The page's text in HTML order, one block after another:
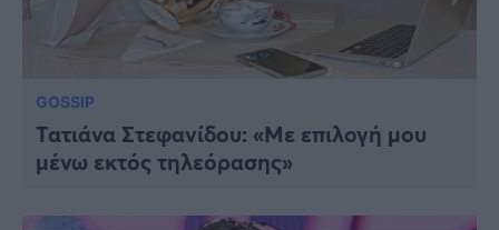
GOSSIP
Τατιάνα Στεφανίδου: «Με επιλογή μου
μένω εκτός τηλεόρασης»